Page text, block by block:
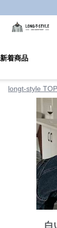
新着商品
longt-style TOP
白